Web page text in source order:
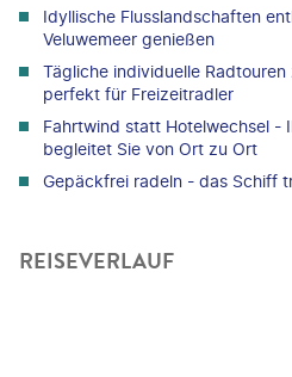
Idyllische Flusslandschaften
Veluwemeer genießen
Tägliche individuelle
perfekt für Freizeitradler
Fahrtwind statt Hotelwechsel -
begleitet Sie von Ort zu Ort
Gepäckfrei radeln - das Schiff
REISEVERLAUF